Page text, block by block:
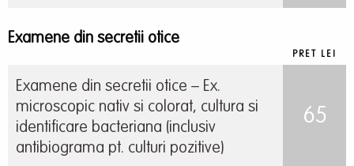
Examene din secretii otice
PRET LEI
Examene din secretii otice – Ex.
microscopic nativ si colorat, cultura si
identificare bacteriana (inclusiv
antibiograma pt. culturi pozitive)
65